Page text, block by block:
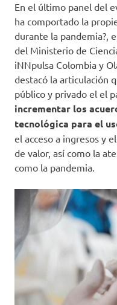
En el último panel del
ha comportado la
durante la pandemia?,
del Ministerio de
iNNpulsa Colombia y
destacó la articulación
público y privado el el
incrementar los
tecnológica para el
el acceso a ingresos y
de valor, así como la
como la pandemia.